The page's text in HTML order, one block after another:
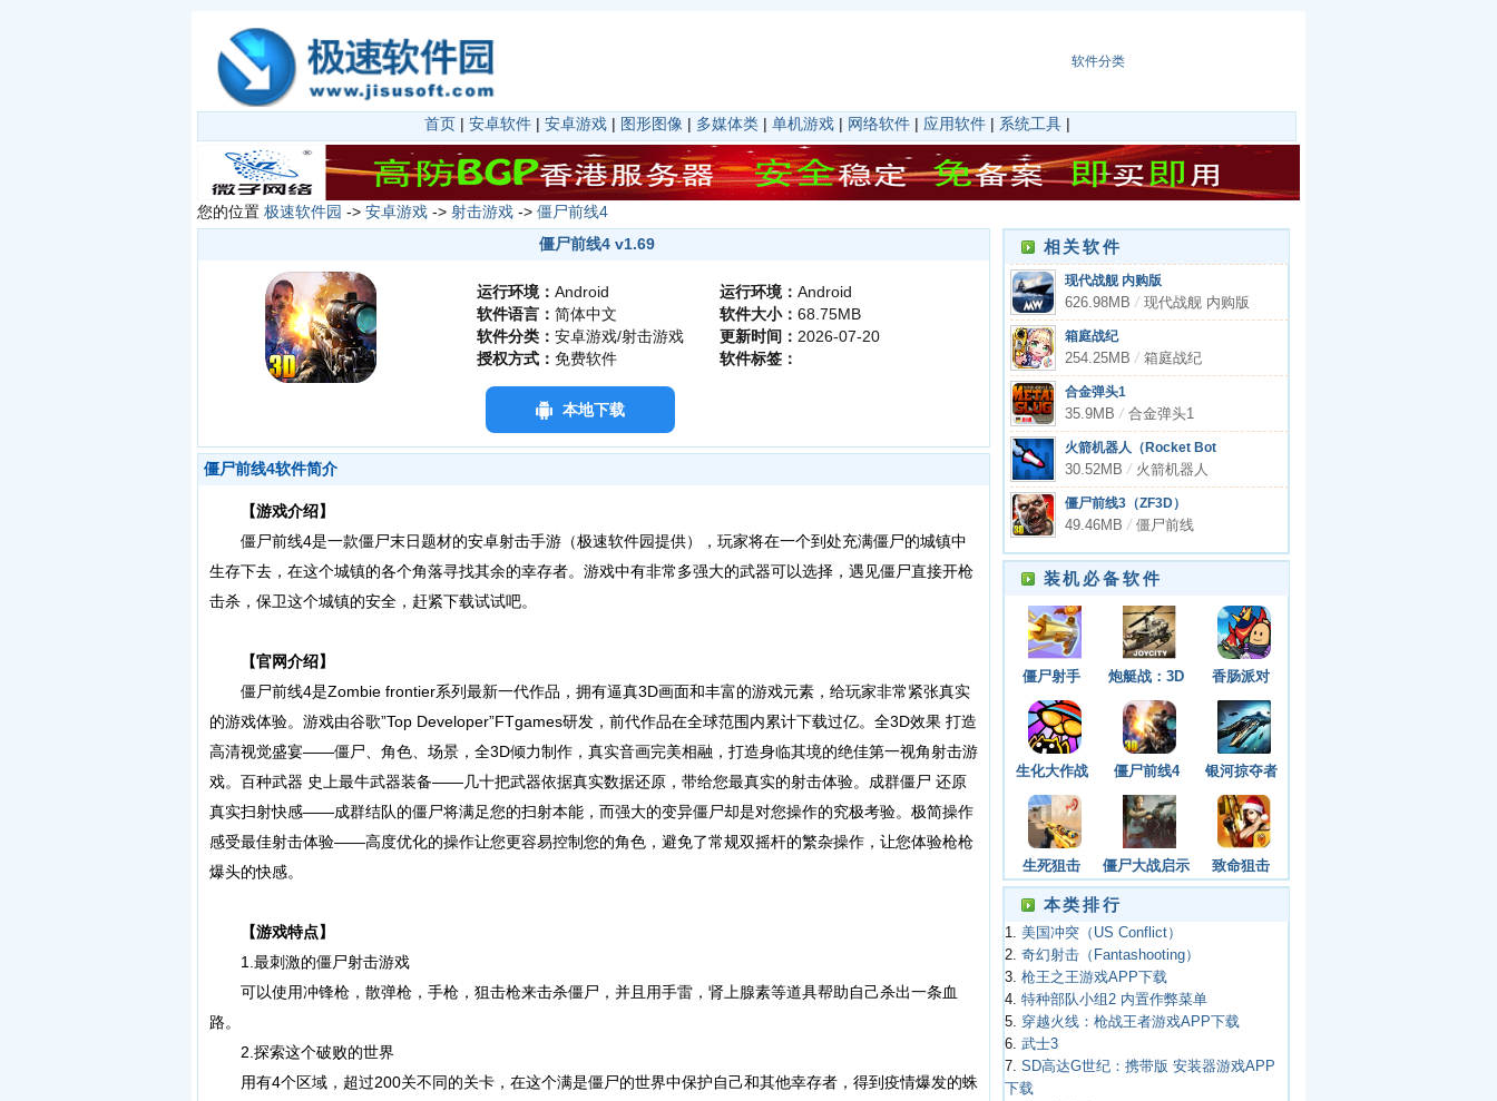
软件分类
首页| 安卓软件| 安卓游戏| 图形图像 | 多媒体类| 单机游戏| 网络软件| 应用软件| 系统工具|
您的位置 极速软件园 -> 安卓游戏 -> 射击游戏 -> 僵尸前线4
僵尸前线4 v1.69
运行环境： Android
软件语言： 简体中文
软件分类： 安卓游戏/射击游戏
授权方式： 免费软件
本地下载
运行环境： Android
软件大小： 68.75MB
更新时间： 2026-07-20
软件标签：
僵尸前线4软件简介
【游戏介绍】
僵尸前线4是一款僵尸末日题材的安卓射击手游（极速软件园提供），玩家将在一个到处充满僵尸的城镇中
生存下去，在这个城镇的各个角落寻找其余的幸存者。游戏中有非常多强大的武器可以选择，遇见僵尸直接开枪
击杀，保卫这个城镇的安全，赶紧下载试试吧。
【官网介绍】
僵尸前线4是Zombie frontier系列最新一代作品，拥有逼真3D画面和丰富的游戏元素，给玩家非常紧张真实
的游戏体验。游戏由谷歌”Top Developer”FTgames研发，前代作品在全球范围内累计下载过亿。全3D效果 打造
高清视觉盛宴――僵尸、角色、场景，全3D倾力制作，真实音画完美相融，打造身临其境的绝佳第一视角射击游
戏。百种武器 史上最牛武器装备――几十把武器依据真实数据还原，带给您最真实的射击体验。成群僵尸 还原
真实扫射快感――成群结队的僵尸将满足您的扫射本能，而强大的变异僵尸却是对您操作的究极考验。极简操作
感受最佳射击体验――高度优化的操作让您更容易控制您的角色，避免了常规双摇杆的繁杂操作，让您体验枪枪
爆头的快感。
【游戏特点】
1.最刺激的僵尸射击游戏
可以使用冲锋枪，散弹枪，手枪，狙击枪来击杀僵尸，并且用手雷，肾上腺素等道具帮助自己杀出一条血
路。
2.探索这个破败的世界
用有4个区域，超过200关不同的关卡，在这个满是僵尸的世界中保护自己和其他幸存者，得到疫情爆发的蛛
相关软件
现代战舰 内购版
626.98MB /现代战舰 内购版
箱庭战纪
254.25MB /箱庭战纪
合金弹头1
35.9MB /合金弹头1
火箭机器人（Rocket Bot
Royale）游戏APP下载
30.52MB /火箭机器人
（Rocket Bot Royale）游戏
APP下载
僵尸前线3（ZF3D）
49.46MB /僵尸前线
装机必备软件
僵尸射手
炮艇战：3D
直升机
（GUNSHIP
BATTLE）
香肠派对
生化大作战 僵尸前线4
银河掠夺者
（Galaxy
Reavers）
生死狙击
僵尸大战启示
录
致命狙击
本类排行
1. 美国冲突（US Conflict）
2. 奇幻射击（Fantashooting）
3. 枪王之王游戏APP下载
4. 特种部队小组2 内置作弊菜单
5.
穿越火线：枪战王者游戏APP下载
6. 武士3
7. SD高达G世纪：携带版 安装器游戏APP
下载